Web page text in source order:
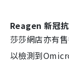
Reagen 新冠
莎莎網店亦有
以檢測到